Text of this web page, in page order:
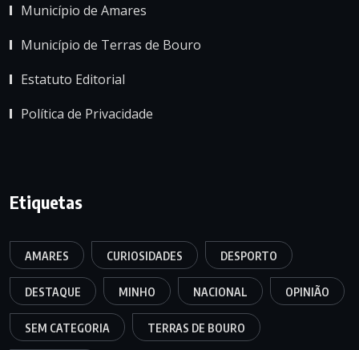
Município de Amares
Município de Terras de Bouro
Estatuto Editorial
Política de Privacidade
Etiquetas
AMARES CURIOSIDADES DESPORTO
DESTAQUE MINHO NACIONAL OPINIÃO
SEM CATEGORIA TERRAS DE BOURO